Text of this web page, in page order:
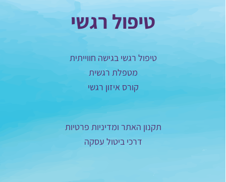
טיפול רגשי
טיפול רגשי בגישה חווייתית
מטפלת רגשית
קורס איזון רגשי
תקנון האתר ומדיניות פרטיות
דרכי ביטול עסקה